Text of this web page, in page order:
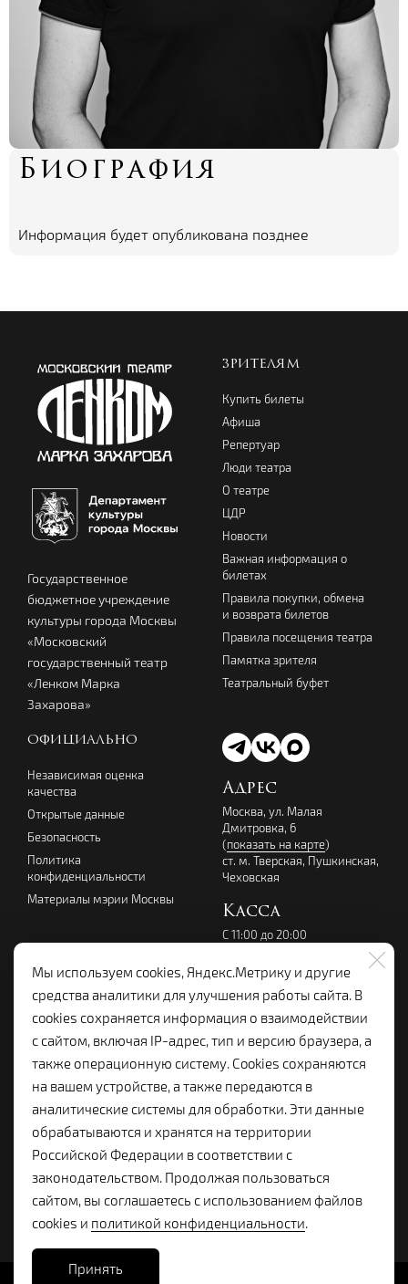
Биография
Информация будет опубликована позднее
Государственное
бюджетное учреждение
культуры города Москвы
«Московский
государственный театр
«Ленком Марка
Захарова»
ЗРИТЕЛЯМ
Купить билеты
Афиша
Репертуар
Люди театра
О театре
ЦДР
Новости
Важная информация о
билетах
Правила покупки, обмена
и возврата билетов
Правила посещения театра
Памятка зрителя
Театральный буфет
ОФИЦИАЛЬНО
Независимая оценка
качества
Открытые данные
Безопасность
Политика
конфиденциальности
Материалы мэрии Москвы
Адрес
Москва, ул. Малая
Дмитровка, 6
(показать на карте)
ст. м. Тверская, Пушкинская,
Чеховская
Касса
С 11:00 до 20:00
без выходных
+7 (495) 699-07-08
kassalenkom@yandex.ru
Администрация
+7 (495) 699-19-92
lenkom.adm@yandex.ru
с 10:00 до 18:00
+7 (495) 699-96-68
Мы используем cookies, Яндекс.Метрику и другие
средства аналитики для улучшения работы сайта. В
cookies сохраняется информация о взаимодействии
с сайтом, включая IP-адрес, тип и версию браузера, а
также операционную систему. Cookies сохраняются
на вашем устройстве, а также передаются в
аналитические системы для обработки. Эти данные
обрабатываются и хранятся на территории
Российской Федерации в соответствии с
законодательством. Продолжая пользоваться
сайтом, вы соглашаетесь с использованием файлов
cookies и политикой конфиденциальности.
Принять